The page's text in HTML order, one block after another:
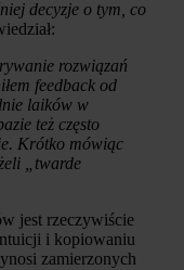
decyzje o tym, co
rozwiązań
feedback od
laików w
też często
Krótko mówiąc
„twarde
jest rzeczywiście
i kopiowaniu
zamierzonych